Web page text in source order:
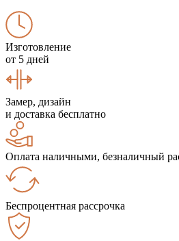
Изготовление
от 5 дней
Замер, дизайн
и доставка бесплатно
Оплата наличными, безналичный
Беспроцентная рассрочка